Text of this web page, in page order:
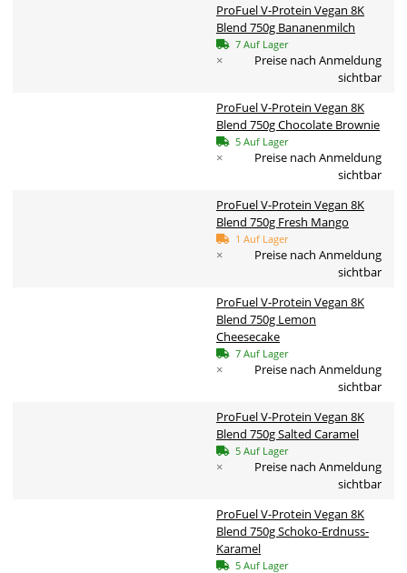
ProFuel V-Protein Vegan 8K
Blend 750g Bananenmilch
7 Auf Lager
×
Preise nach Anmeldung
sichtbar
ProFuel V-Protein Vegan 8K
Blend 750g Chocolate Brownie
5 Auf Lager
×
Preise nach Anmeldung
sichtbar
ProFuel V-Protein Vegan 8K
Blend 750g Fresh Mango
1 Auf Lager
×
Preise nach Anmeldung
sichtbar
ProFuel V-Protein Vegan 8K
Blend 750g Lemon
Cheesecake
7 Auf Lager
×
Preise nach Anmeldung
sichtbar
ProFuel V-Protein Vegan 8K
Blend 750g Salted Caramel
5 Auf Lager
×
Preise nach Anmeldung
sichtbar
ProFuel V-Protein Vegan 8K
Blend 750g Schoko-Erdnuss-
Karamel
5 Auf Lager